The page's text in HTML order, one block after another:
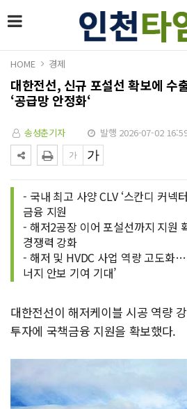
HOME 경제
대한전선, 신규 포설선 확보에 수
‘공급망 안정화‘
송성춘기자 발행 2026-07-02
- 국내 최고 사양 CLV ‘스칸디 커넥
금융 지원
- 해저2공장 이어 포설선까지 지원
경쟁력 강화
- 해저 및 HVDC 사업 역량 고도화…
너지 안보 기여 기대’
대한전선이 해저케이블 시공 역량
투자에 국책금융 지원을 확보했다.